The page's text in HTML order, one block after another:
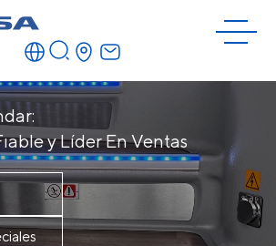
y Líder En Ventas